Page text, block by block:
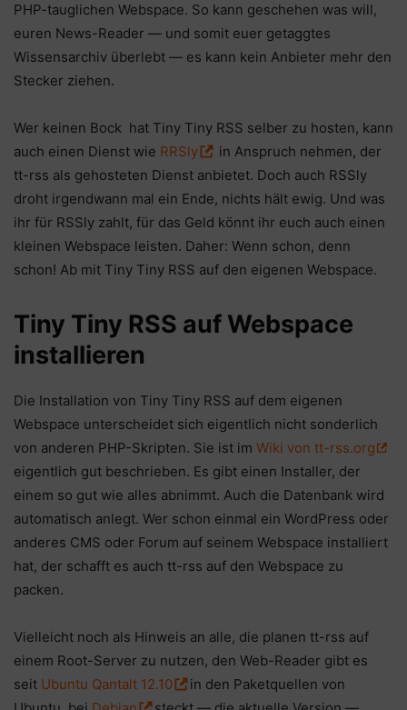
PHP-tauglichen Webspace. So kann geschehen was will,
euren News-Reader — und somit euer getaggtes
Wissensarchiv überlebt — es kann kein Anbieter mehr den
Stecker ziehen.
Wer keinen Bock hat Tiny Tiny RSS selber zu hosten, kann
auch einen Dienst wie RRSly
in Anspruch nehmen, der
tt-rss als gehosteten Dienst anbietet. Doch auch RSSly
droht irgendwann mal ein Ende, nichts hält ewig. Und was
ihr für RSSly zahlt, für das Geld könnt ihr euch auch einen
kleinen Webspace leisten. Daher: Wenn schon, denn
schon! Ab mit Tiny Tiny RSS auf den eigenen Webspace.
Tiny Tiny RSS auf Webspace
installieren
Die Installation von Tiny Tiny RSS auf dem eigenen
Webspace unterscheidet sich eigentlich nicht sonderlich
von anderen PHP-Skripten. Sie ist im Wiki von tt-rss.org
eigentlich gut beschrieben. Es gibt einen Installer, der
einem so gut wie alles abnimmt. Auch die Datenbank wird
automatisch anlegt. Wer schon einmal ein WordPress oder
anderes CMS oder Forum auf seinem Webspace installiert
hat, der schafft es auch tt-rss auf den Webspace zu
packen.
Vielleicht noch als Hinweis an alle, die planen tt-rss auf
einem Root-Server zu nutzen, den Web-Reader gibt es
seit Ubuntu Qantalt 12.10
in den Paketquellen von